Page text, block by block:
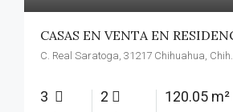
C. Real Saratoga, 31217 Chihuahua, Chih.
3 2 120.05 m²